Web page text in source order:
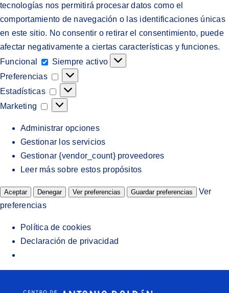
tecnologías nos permitirá procesar datos como el
comportamiento de navegación o las identificaciones únicas
en este sitio. No consentir o retirar el consentimiento, puede
afectar negativamente a ciertas características y funciones.
Funcional
Funcional
Siempre activo
Preferencias
Preferencias
Estadísticas
Estadísticas
Marketing
Marketing
Administrar opciones
Gestionar los servicios
Gestionar {vendor_count} proveedores
Leer más sobre estos propósitos
Aceptar Denegar Ver preferencias Guardar preferencias
Ver
preferencias
Política de cookies
Declaración de privacidad